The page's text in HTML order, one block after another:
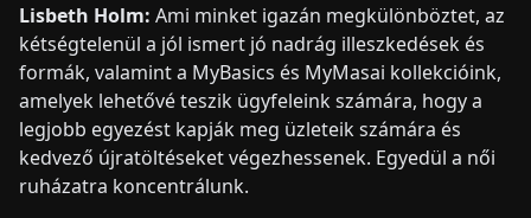
Lisbeth Holm: Ami minket igazán megkülönböztet, az
kétségtelenül a jól ismert jó nadrág illeszkedések és
formák, valamint a MyBasics és MyMasai kollekcióink,
amelyek lehetővé teszik ügyfeleink számára, hogy a
legjobb egyezést kapják meg üzleteik számára és
kedvező újratöltéseket végezhessenek. Egyedül a női
ruházatra koncentrálunk.